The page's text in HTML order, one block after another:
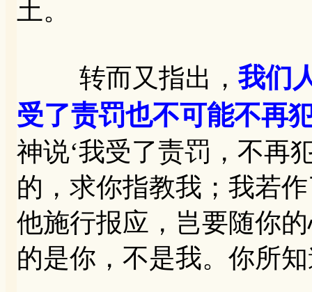
土。
转而又指出， 我们
受了责罚也不可能不再
神说‘我受了责罚，不再
的，求你指教我；我若
他施行报应，岂要随你
的是你，不是我。你所